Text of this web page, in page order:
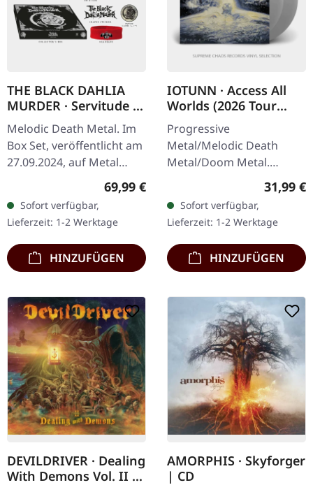
THE BLACK DAHLIA
MURDER · Servitude |
LP BOXSET
Melodic Death Metal. Im
Box Set, veröffentlicht am
27.09.2024, auf Metal
Blade Records. Deluxe LP
Bo-Set, limitiert auf 1000
Stück. Boxinhalt:…
Regulärer Preis:
69,99 €
Sofort verfügbar,
Lieferzeit: 1-2 Werktage
HINZUFÜGEN
IOTUNN · Access All
Worlds (2026 Tour
Edition) | SILVER 2LP
Progressive
Metal/Melodic Death
Metal/Doom Metal.
20.04.2026, auf Metal
Blade Records.
Silber/kristallklares
marmoriertes…
31,99 €
Sofort verfügbar,
Lieferzeit: 1-2 Werktage
HINZUFÜGEN
DEVILDRIVER · Dealing
With Demons Vol. II |
AMORPHIS · Skyforger
| CD